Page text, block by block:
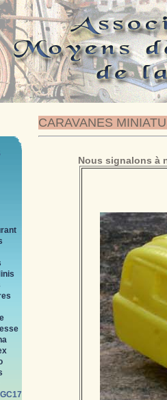
CARAVANES
Nous signalons à